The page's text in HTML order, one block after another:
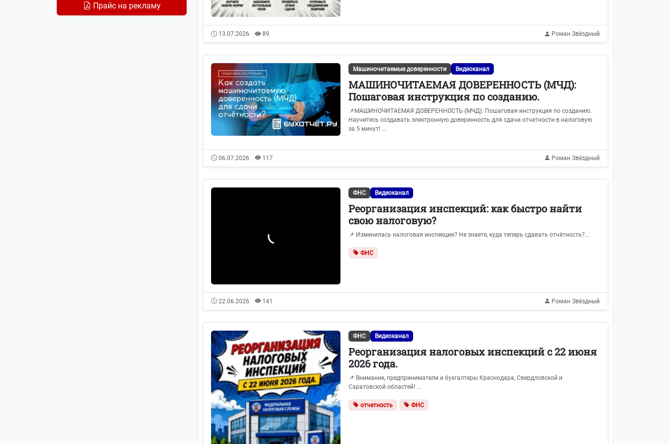
13.07.2026 89 Роман Звёздный
Машиночитаемые доверенности Видеоканал
МАШИНОЧИТАЕМАЯ ДОВЕРЕННОСТЬ (МЧД):
Пошаговая инструкция по созданию.
📌МАШИНОЧИТАЕМАЯ ДОВЕРЕННОСТЬ (МЧД): Пошаговая инструкция по созданию.
Научитесь создавать электронную доверенность для сдачи отчетности в налоговую
за 5 минут! ...
06.07.2026 117 Роман Звёздный
ФНС Видеоканал
Реорганизация инспекций: как быстро найти
свою налоговую?
📌 Изменилась налоговая инспекция? Не знаете, куда теперь сдавать отчётность?...
ФНС
22.06.2026 141 Роман Звёздный
ФНС Видеоканал
Реорганизация налоговых инспекций с 22 июня
2026 года.
📌 Внимание, предприниматели и бухгалтеры Краснодара, Свердловской и
Саратовской областей! ...
отчетность ФНС
Вопросы-ответы
Прайс на рекламу